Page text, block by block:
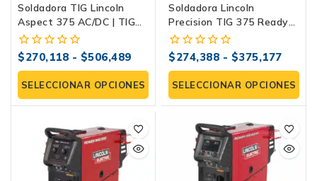
Soldadora TIG Lincoln
Aspect 375 AC/DC | TIG
Profesional
0
fuera
de
5
$270,118 - $506,489
SELECCIONAR OPCIONES
Soldadora Lincoln
Precision TIG 375 Ready-
Pak®| Para Aluminio Y
Acero
0
fuera
de
5
$274,388 - $375,177
SELECCIONAR OPCIONES